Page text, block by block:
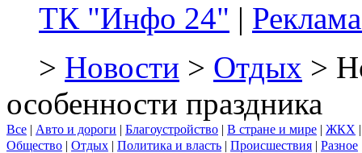
ТК "Инфо 24" |
> Новости > Отдых >
особенности праздника
Все | Авто и дороги | Благоустройство | В стране и мире | ЖКХ
Общество | Отдых | Политика и власть | Происшествия | Разное